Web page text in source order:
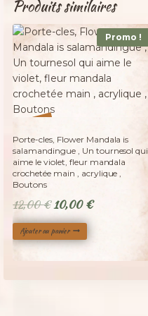
Produits similaires
Promo !
Porte-cles, Flower Mandala is
salamandingue , Un tournesol qui
aime le violet, fleur mandala
crochetée main , acrylique ,
Boutons
12,00€ Le
prix
initial
10,00€Le
Ajouter au panier